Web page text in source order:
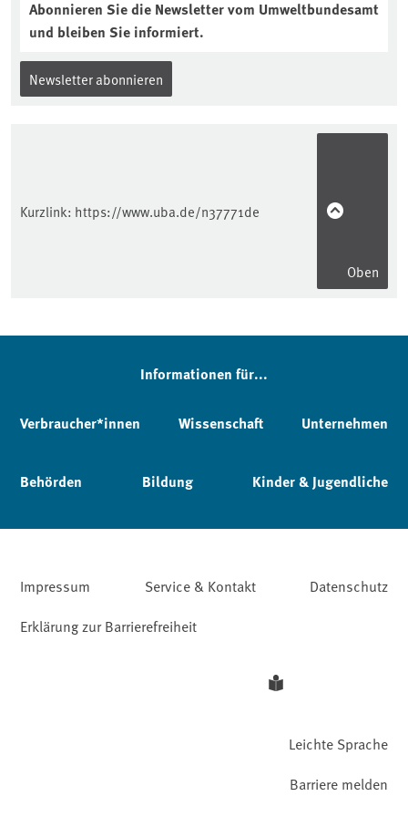
Abonnieren Sie die Newsletter vom Umweltbundesamt
und bleiben Sie informiert.
Newsletter abonnieren
Kurzlink: https://www.uba.de/n37771de
Oben
Informationen für...
Verbraucher*innen Wissenschaft Unternehmen
Behörden Bildung Kinder & Jugendliche
Impressum Service & Kontakt
Datenschutz
Erklärung zur Barrierefreiheit
Leichte Sprache
Barriere melden